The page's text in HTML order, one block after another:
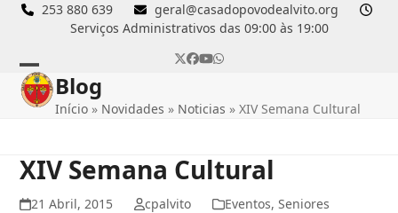
Skip
253 880 639
geral@casadopovodealvito.org
Serviços Administrativos das 09:00 às 19:00
Twitter
Facebook
YouTube
Whatsapp
Open
mobile
Close
mobile
Blog
Início » Novidades » Noticias »XIV Semana Cultural
XIV Semana Cultural
21 Abril, 2015 cpalvito Eventos, Seniores